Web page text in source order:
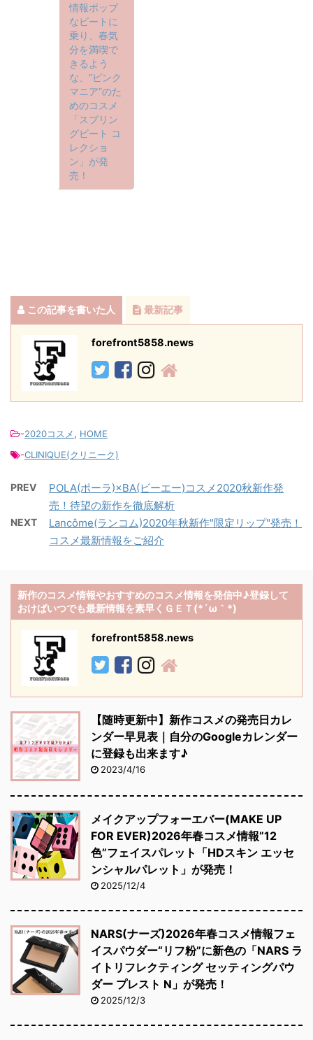
情報ポップ
なビートに
乗り、春気
分を満喫で
きるよう
な、“ピンク
マニア”のた
めのコスメ
「スプリン
グビート コ
レクショ
ン」が発
売！
この記事を書いた人 最新記事
forefront5858.news
-2020コスメ, HOME
-CLINIQUE(クリニーク)
PREV
POLA(ポーラ)×BA(ビーエー)コスメ2020秋新作発
売！待望の新作を徹底解析
NEXT
Lancôme(ランコム)2020年秋新作"限定リップ"発売！
コスメ最新情報をご紹介
新作のコスメ情報やおすすめのコスメ情報を発信中♪登録して
おけばいつでも最新情報を素早くＧＥＴ(*´ω｀*)
forefront5858.news
【随時更新中】新作コスメの発売日カレ
ンダー早見表｜自分のGoogleカレンダー
に登録も出来ます♪
2023/4/16
メイクアップフォーエバー(MAKE UP
FOR EVER)2026年春コスメ情報”12
色”フェイスパレット「HDスキン エッセ
ンシャルパレット」が発売！
2025/12/4
NARS(ナーズ)2026年春コスメ情報フェ
イスパウダー“リフ粉”に新色の「NARS ラ
イトリフレクティング セッティングパウ
ダー プレスト N」が発売！
2025/12/3